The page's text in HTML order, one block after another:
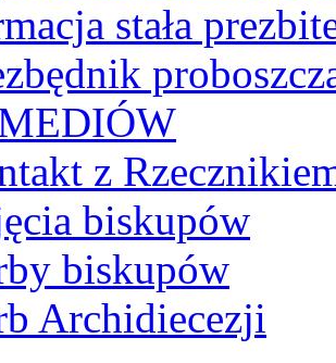
stała
z
biskupów
biskupów
Archidiecezji